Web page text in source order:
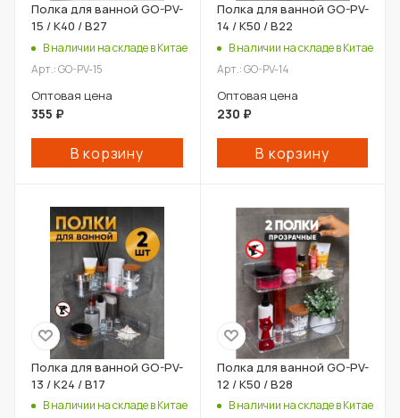
Полка для ванной GO-PV-
15 / К40 / В27
В наличии на складе в Китае
Арт.: GO-PV-15
Оптовая цена
355 ₽
В корзину
Полка для ванной GO-PV-
14 / К50 / В22
В наличии на складе в Китае
Арт.: GO-PV-14
Оптовая цена
230 ₽
В корзину
Полка для ванной GO-PV-
13 / К24 / В17
В наличии на складе в Китае
Полка для ванной GO-PV-
12 / К50 / В28
В наличии на складе в Китае